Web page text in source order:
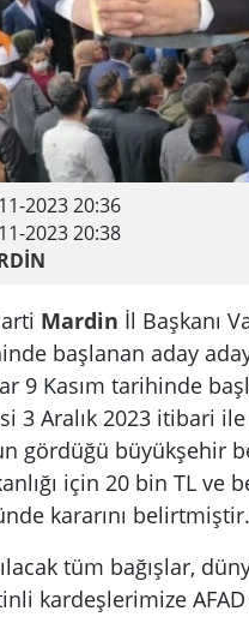
2023 20:36
2023 20:38
Mardin İl Başkanı
başlanan aday
9 Kasım tarihinde
3 Aralık 2023 itibari
gördüğü büyükşehir
için 20 bin TL ve
kararını
tüm bağışlar,
kardeşlerimize